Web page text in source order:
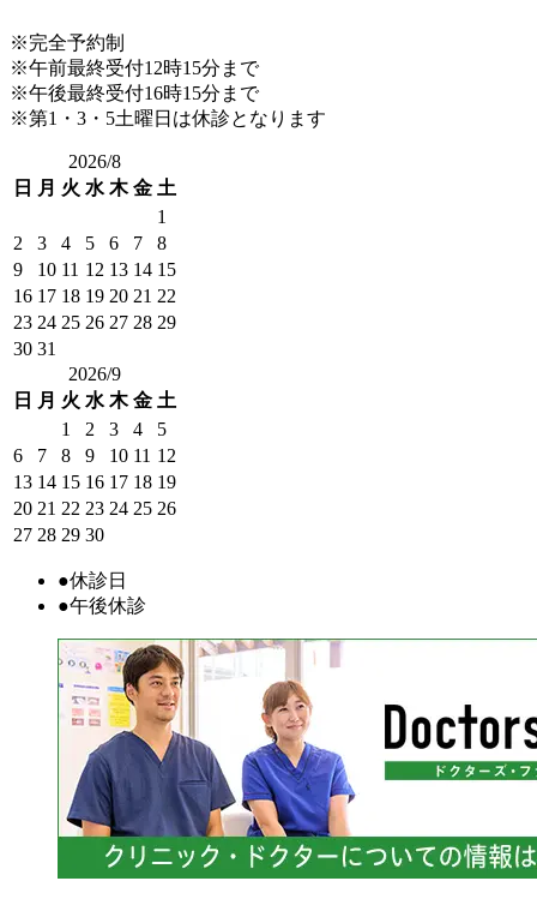
※完全予約制
※午前最終受付12時15分まで
※午後最終受付16時15分まで
※第1・3・5土曜日は休診となります
2026/8
日 月 火 水 木 金 土
1
2
3 4 5 6 7
8
9
10 11 12 13 14 15
16 17 18 19 20 21 22
23 24 25 26 27 28 29
30 31
2026/9
日 月 火 水 木 金 土
1
2 3 4
5
6
7 8 9 10 11 12
13 14 15 16 17 18 19
20 21 22 23 24 25 26
27 28 29 30
●休診日
●午後休診